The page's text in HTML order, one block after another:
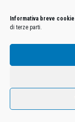
Informativa breve cookie
di terze parti.